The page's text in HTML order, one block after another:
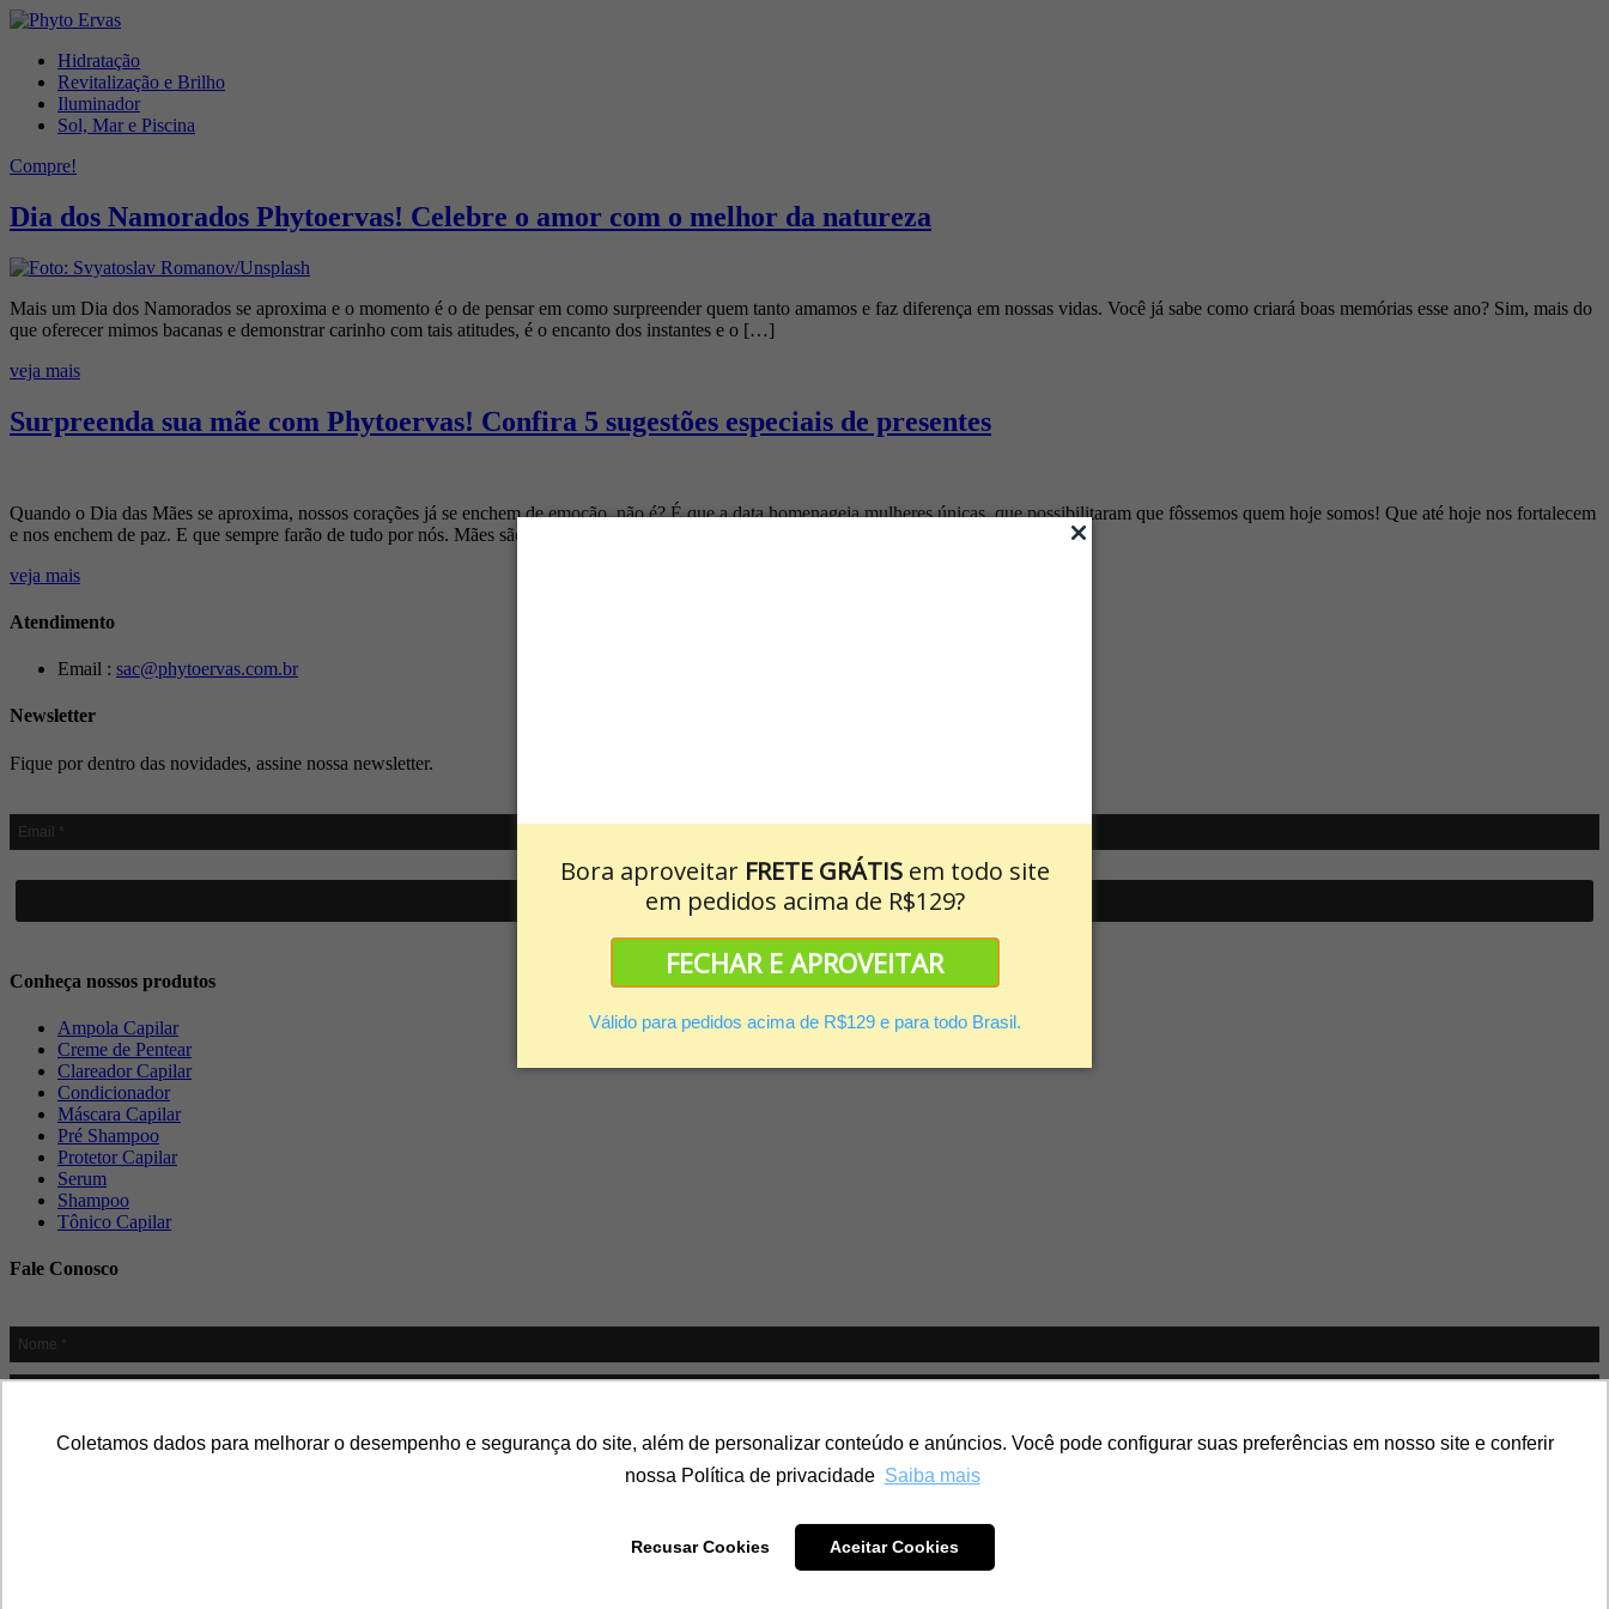
Bora aproveitar FRETE GRÁTISem todo site
em pedidos acima de R$129?
FECHAR E APROVEITAR
Válido para pedidos acima de R$129 e para todo Brasil.
Coletamos dados para melhorar o desempenho e segurança do site, além de personalizar conteúdo e anúncios. Você pode configurar suas preferências em nosso site e conferir
nossa Política de privacidade Saiba mais
Recusar Cookies Aceitar Cookies
Hidratação
Revitalização e Brilho
Iluminador
Sol, Mar e Piscina
Compre!
Dia dos Namorados Phytoervas! Celebre o amor com o melhor da natureza
Mais um Dia dos Namorados se aproxima e o momento é o de pensar em como surpreender quem tanto amamos e faz diferença em nossas vidas. Você já sabe como criará boas memórias esse ano? Sim, mais do
que oferecer mimos bacanas e demonstrar carinho com tais atitudes, é o encanto dos instantes e o […]
veja mais
Surpreenda sua mãe com Phytoervas! Confira 5 sugestões especiais de presentes
Quando o Dia das Mães se aproxima, nossos corações já se enchem de emoção, não é? É que a data homenageia mulheres únicas, que possibilitaram que fôssemos quem hoje somos! Que até hoje nos fortalecem
e nos enchem de paz. E que sempre farão de tudo por nós. Mães são plurais. Muitas vezes, são avós, […]
veja mais
Atendimento
Email : sac@phytoervas.com.br
Newsletter
Fique por dentro das novidades, assine nossa newsletter.
ASSINAR!
Conheça nossos produtos
Ampola Capilar
Creme de Pentear
Clareador Capilar
Condicionador
Máscara Capilar
Pré Shampoo
Protetor Capilar
Serum
Shampoo
Tônico Capilar
Fale Conosco